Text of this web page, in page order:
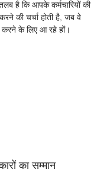
है कि आपके कर्मचारियों की
की चर्चा होती है, जब वे
करने के लिए आ रहे हों।
का सम्मान